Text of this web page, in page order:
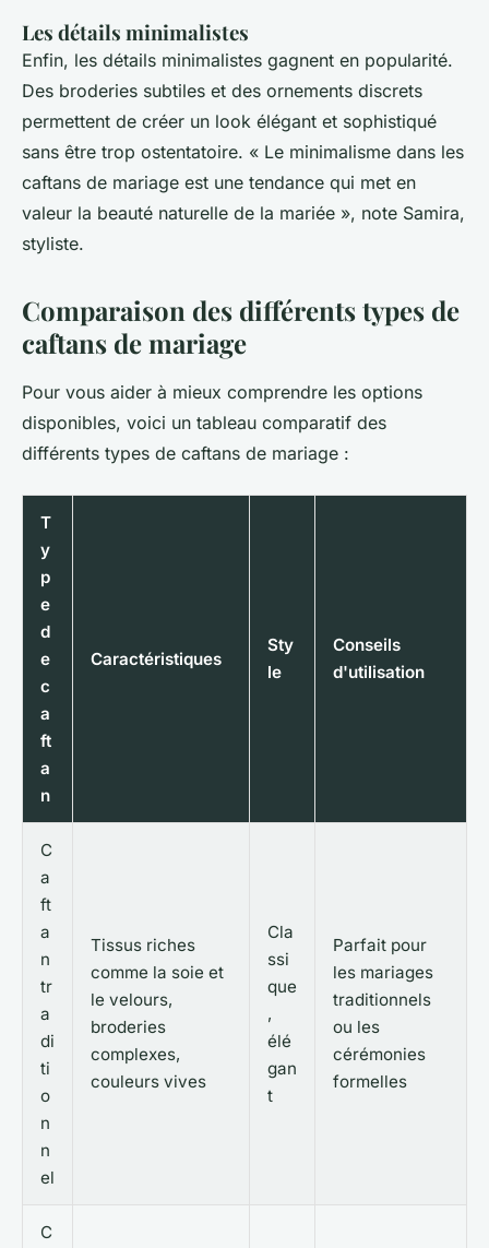
Les détails minimalistes
Enfin, les détails minimalistes gagnent en popularité.
Des broderies subtiles et des ornements discrets
permettent de créer un look élégant et sophistiqué
sans être trop ostentatoire. « Le minimalisme dans les
caftans de mariage est une tendance qui met en
valeur la beauté naturelle de la mariée », note Samira,
styliste.
Comparaison des différents types de
caftans de mariage
Pour vous aider à mieux comprendre les options
disponibles, voici un tableau comparatif des
différents types de caftans de mariage :
T
y
p
e
d
e
c
a
ft
a
n
Caractéristiques
Sty
le
Conseils
d'utilisation
C
a
ft
a
n
tr
a
di
ti
o
n
n
el
Tissus riches
comme la soie et
le velours,
broderies
complexes,
couleurs vives
Cla
ssi
que
,
élé
gan
t
Parfait pour
les mariages
traditionnels
ou les
cérémonies
formelles
C